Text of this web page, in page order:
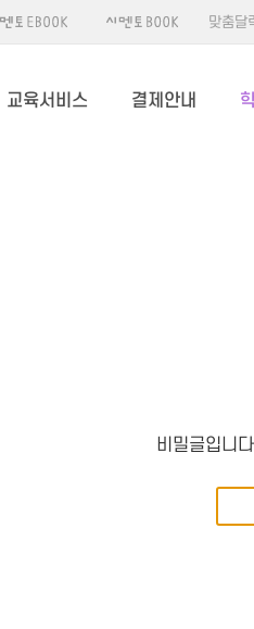
맞춤달
교육서비스 결제안내
비밀글입니